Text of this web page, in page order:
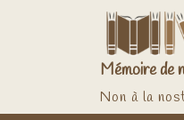
Mémoire de
Non à la